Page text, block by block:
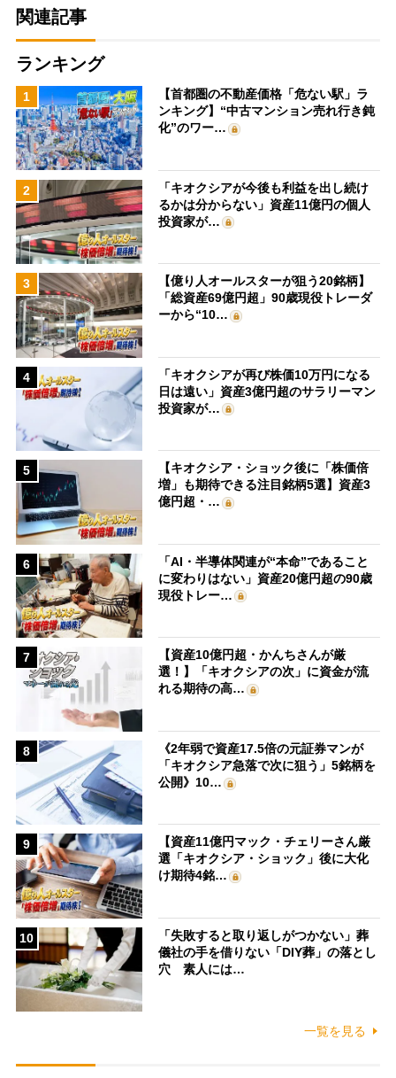
関連記事
ランキング
1
【首都圏の不動産価格「危ない駅」ラ
ンキング】“中古マンション売れ行き鈍
化”のワー…
2
「キオクシアが今後も利益を出し続け
るかは分からない」資産11億円の個人
投資家が…
3
【億り人オールスターが狙う20銘柄】
「総資産69億円超」90歳現役トレーダ
ーから“10…
4
「キオクシアが再び株価10万円になる
日は遠い」資産3億円超のサラリーマン
投資家が…
5
【キオクシア・ショック後に「株価倍
増」も期待できる注目銘柄5選】資産3
億円超・…
6
「AI・半導体関連が“本命”であること
に変わりはない」資産20億円超の90歳
現役トレー…
7
【資産10億円超・かんちさんが厳
選！】「キオクシアの次」に資金が流
れる期待の高…
8
《2年弱で資産17.5倍の元証券マンが
「キオクシア急落で次に狙う」5銘柄を
公開》10…
9
【資産11億円マック・チェリーさん厳
選「キオクシア・ショック」後に大化
け期待4銘…
10
「失敗すると取り返しがつかない」葬
儀社の手を借りない「DIY葬」の落とし
穴 素人には…
一覧を見る